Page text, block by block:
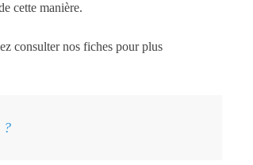
cette manière.
consulter nos fiches pour plus
?